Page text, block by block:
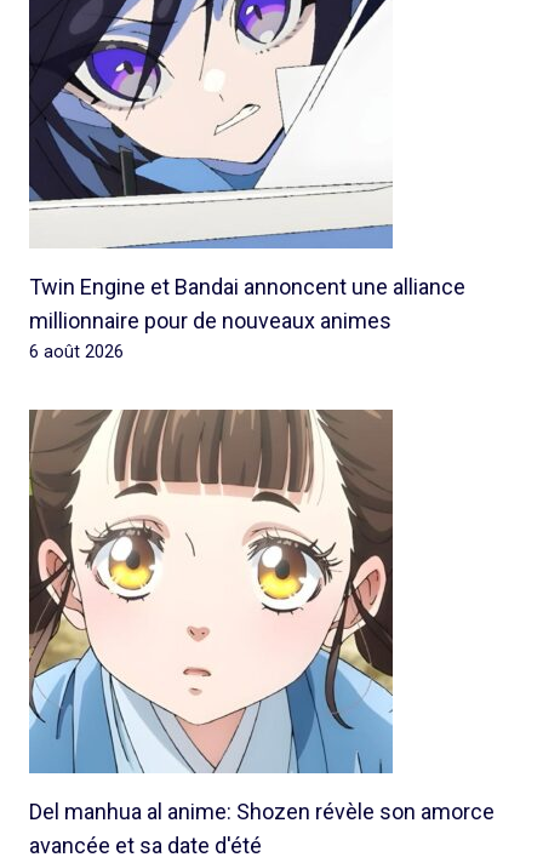
Twin Engine et Bandai annoncent une alliance
millionnaire pour de nouveaux animes
6 août 2026
Del manhua al anime: Shozen révèle son amorce
avancée et sa date d'été